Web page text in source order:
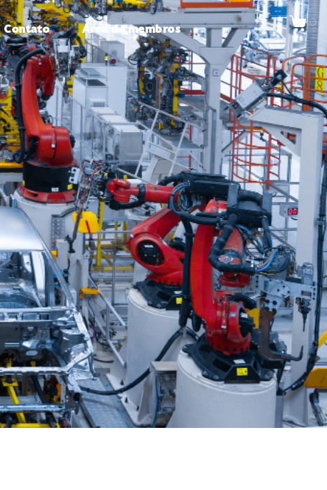
Contato Área de membros
0